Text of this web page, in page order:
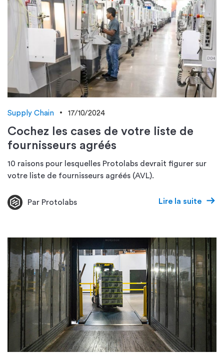
Supply Chain 17/10/2024
Cochez les cases de votre liste de
fournisseurs agréés
10 raisons pour lesquelles Protolabs devrait figurer sur
votre liste de fournisseurs agréés (AVL).
Par Protolabs Lire la suite